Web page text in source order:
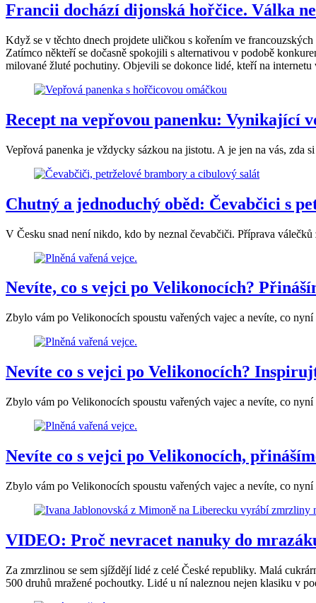
Francii dochází dijonská hořčice. Válka
Když se v těchto dnech projdete uličkou s kořením ve
Zatímco někteří se dočasně spokojili s alternativou v podobě
milované žluté pochutiny. Objevili se dokonce lidé, kteří na
Recept na vepřovou panenku: Vynikající
Vepřová panenka je vždycky sázkou na jistotu. A je jen na vás, zda
Chutný a jednoduchý oběd: Čevabčici s
V Česku snad není nikdo, kdo by neznal čevabčiči. Příprava válečků
Nevíte, co s vejci po Velikonocích?
Zbylo vám po Velikonocích spoustu vařených vajec a nevíte, co
Nevíte co s vejci po Velikonocích?
Zbylo vám po Velikonocích spoustu vařených vajec a nevíte, co
Nevíte co s vejci po Velikonocích,
Zbylo vám po Velikonocích spoustu vařených vajec a nevíte, co
VIDEO: Proč nevracet nanuky do
Za zmrzlinou se sem sjíždějí lidé z celé České republiky. Malá
500 druhů mražené pochoutky. Lidé u ní naleznou nejen klasiku v